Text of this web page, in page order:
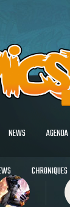
NEWS AGENDA
CHRONIQUES